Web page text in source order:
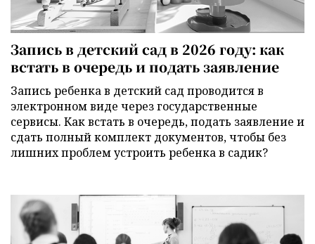
Запись в детский сад в 2026 году: как
встать в очередь и подать заявление
Запись ребенка в детский сад проводится в
электронном виде через государственные
сервисы. Как встать в очередь, подать заявление и
сдать полный комплект документов, чтобы без
лишних проблем устроить ребенка в садик?